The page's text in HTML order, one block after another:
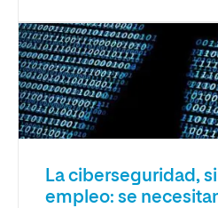
La ciberseguridad,
empleo: se